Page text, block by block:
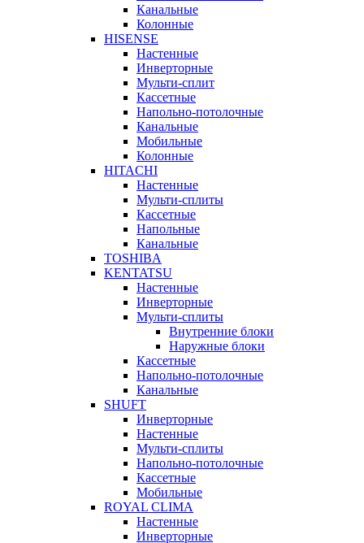
Канальные
Колонные
HISENSE
Настенные
Инверторные
Мульти-сплит
Кассетные
Напольно-потолочные
Канальные
Мобильные
Колонные
HITACHI
Настенные
Мульти-сплиты
Кассетные
Напольные
Канальные
TOSHIBA
KENTATSU
Настенные
Инверторные
Мульти-сплиты
Внутренние блоки
Наружные блоки
Кассетные
Напольно-потолочные
Канальные
SHUFT
Инверторные
Настенные
Мульти-сплиты
Напольно-потолочные
Кассетные
Мобильные
ROYAL CLIMA
Настенные
Инверторные